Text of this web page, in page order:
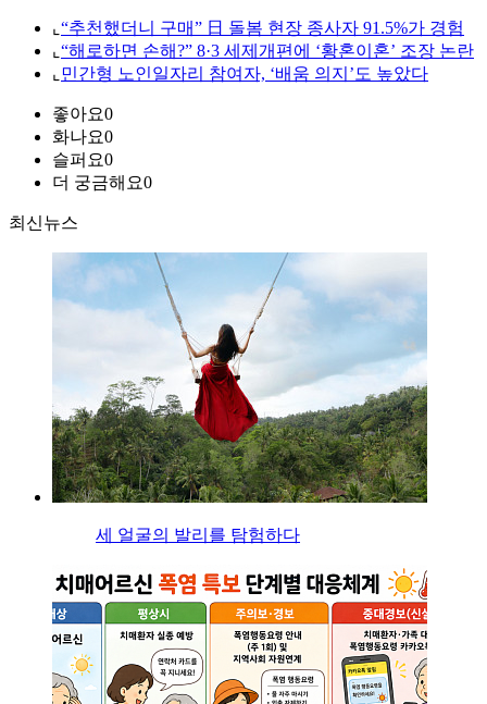
⌞ “추천했더니 구매” 日 돌봄 현장 종사자 91.5%가 경험
⌞ “해로하면 손해?” 8·3 세제개편에 ‘황혼이혼’ 조장 논란
⌞ 민간형 노인일자리 참여자, ‘배움 의지’도 높았다
좋아요0
화나요0
슬퍼요0
더 궁금해요0
최신뉴스
세 얼굴의 발리를 탐험하다